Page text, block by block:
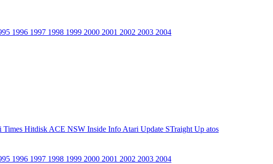
1996 1997 1998 1999 2000 2001 2002 2003 2004
Times Hitdisk ACE NSW Inside Info Atari Update STraight Up atos
1996 1997 1998 1999 2000 2001 2002 2003 2004